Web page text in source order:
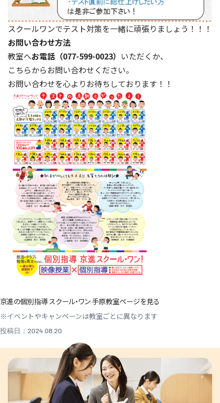
スクールワンでテスト対策を一緒に頑張りましょう！！！
お問い合わせ方法
教室へお電話（077-599-0023） いただくか、
こちらからお問い合わせください。
お問い合わせを心よりお待ちしております！！
京進の個別指導 スクール・ワン 手原教室ページを見る
※イベントやキャンペーンは教室ごとに異なります
投稿日：2024.08.20